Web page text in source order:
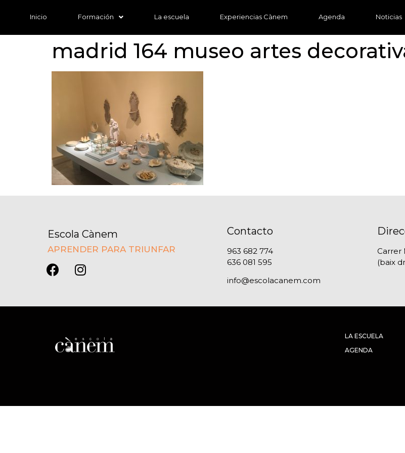
Inicio Formación La escuela Experiencias Cànem Agenda Noticias
madrid 164 museo artes
Escola Cànem
APRENDER PARA TRIUNFAR
Contacto
963 682 774
636 081 595
info@escolacanem.com
Carrer
(baix
LA ESCUELA
AGENDA